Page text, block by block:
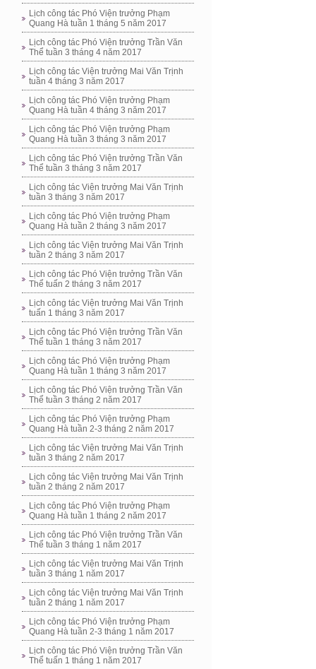
Lịch công tác Phó Viện trưởng Phạm
Quang Hà tuần 1 tháng 5 năm 2017
Lịch công tác Phó Viện trưởng Trần Văn
Thể tuần 3 tháng 4 năm 2017
Lịch công tác Viện trưởng Mai Văn Trịnh
tuần 4 tháng 3 năm 2017
Lịch công tác Phó Viện trưởng Phạm
Quang Hà tuần 4 tháng 3 năm 2017
Lịch công tác Phó Viện trưởng Phạm
Quang Hà tuần 3 tháng 3 năm 2017
Lịch công tác Phó Viện trưởng Trần Văn
Thể tuần 3 tháng 3 năm 2017
Lịch công tác Viện trưởng Mai Văn Trịnh
tuần 3 tháng 3 năm 2017
Lịch công tác Phó Viện trưởng Phạm
Quang Hà tuần 2 tháng 3 năm 2017
Lịch công tác Viện trưởng Mai Văn Trịnh
tuần 2 tháng 3 năm 2017
Lịch công tác Phó Viện trưởng Trần Văn
Thể tuấn 2 tháng 3 năm 2017
Lịch công tác Viện trưởng Mai Văn Trịnh
tuấn 1 tháng 3 năm 2017
Lịch công tác Phó Viện trưởng Trần Văn
Thể tuần 1 tháng 3 năm 2017
Lịch công tác Phó Viện trưởng Phạm
Quang Hà tuần 1 tháng 3 năm 2017
Lịch công tác Phó Viện trưởng Trần Văn
Thể tuần 3 tháng 2 năm 2017
Lịch công tác Phó Viện trưởng Phạm
Quang Hà tuần 2-3 tháng 2 năm 2017
Lịch công tác Viện trưởng Mai Văn Trịnh
tuần 3 tháng 2 năm 2017
Lịch công tác Viện trưởng Mai Văn Trịnh
tuần 2 tháng 2 năm 2017
Lịch công tác Phó Viện trưởng Phạm
Quang Hà tuần 1 tháng 2 năm 2017
Lịch công tác Phó Viện trưởng Trần Văn
Thể tuần 3 tháng 1 năm 2017
Lịch công tác Viện trưởng Mai Văn Trịnh
tuần 3 tháng 1 năm 2017
Lịch công tác Viện trưởng Mai Văn Trịnh
tuần 2 tháng 1 năm 2017
Lịch công tác Phó Viện trưởng Phạm
Quang Hà tuần 2-3 tháng 1 năm 2017
Lịch công tác Phó Viện trưởng Trần Văn
Thể tuấn 1 tháng 1 năm 2017